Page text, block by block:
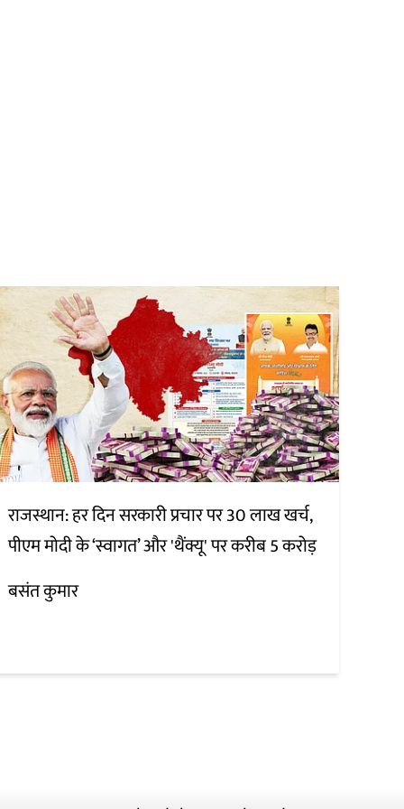
राजस्थान: हर दिन सरकारी प्रचार पर 30 लाख खर्च,
पीएम मोदी के ‘स्वागत’ और 'थैंक्यू' पर करीब 5 करोड़
बसंत कुमार